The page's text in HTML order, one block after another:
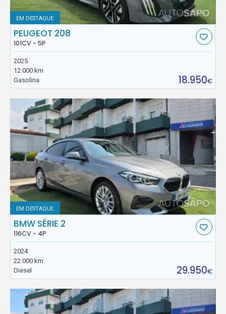
EM DESTAQUE
PEUGEOT 208
101CV - 5P
2025
12.000 km
Gasolina
18.950€
EM DESTAQUE
BMW SÉRIE 2
116CV - 4P
2024
22.000 km
Diesel
29.950€